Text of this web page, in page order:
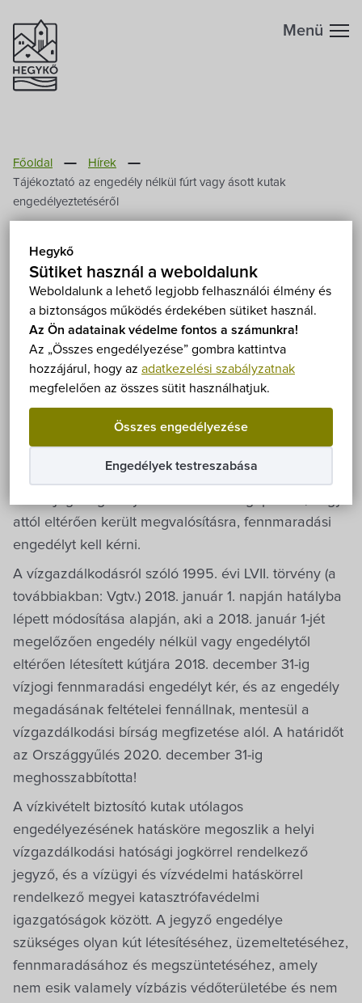
Hegykő
Sütiket használ a weboldalunk
Weboldalunk a lehető legjobb felhasználói élmény és
a biztonságos működés érdekében sütiket használ.
Az Ön adatainak védelme fontos a számunkra!
Az „Összes engedélyezése” gombra kattintva
hozzájárul, hogy az adatkezelési szabályzatnak
megfelelően az összes sütit használhatjuk.
Összes engedélyezése
Engedélyek testreszabása
Megközelítés
Fontos telefonszámok
Földrajzi adottság
Éghajlat
Hegykő történelme
Szabadidő
Éttermek
Programok
Önkormányzat
Hírek
Képviselő-testület
Választási információk
Közoktatási Intézmények
Egyesületek, alapítványok
Villa Igku Kft.
Közérdekű adatok
Pályázatok
Dokumentumok
Menü
Főoldal
Hírek
Tájékoztató az engedély nélkül fúrt vagy ásott kutak
engedélyeztetéséről
Tájékoztató az engedély
nélkül fúrt vagy ásott kutak
engedélyeztetéséről
2018. November 20.
A kutak megépítéséhez, átalakításához,
üzemeltetéséhez és megszüntetéséhez vízjogi
engedély szükséges. Az engedélyezési
kiterjed. Abban az esetben, ha a vízkivételt biztosító
attól eltérően került megvalósításra, fennmaradási
engedélyt kell kérni.
A vízgazdálkodásról szóló 1995. évi LVII. törvény (a
továbbiakban: Vgtv.) 2018. január 1. napján hatályba
lépett módosítása alapján, aki a 2018. január 1-jét
megelőzően engedély nélkül vagy engedélytől
eltérően létesített kútjára 2018. december 31-ig
vízjogi fennmaradási engedélyt kér, és az engedély
megadásának feltételei fennállnak, mentesül a
vízgazdálkodási bírság megfizetése alól. A határidőt
az Országgyűlés 2020. december 31-ig
meghosszabbította!
A vízkivételt biztosító kutak utólagos
engedélyezésének hatásköre megoszlik a helyi
vízgazdálkodási hatósági jogkörrel rendelkező
jegyző, és a vízügyi és vízvédelmi hatáskörrel
rendelkező megyei katasztrófavédelmi
igazgatóságok között. A jegyző engedélye
szükséges olyan kút létesítéséhez, üzemeltetéséhez,
fennmaradásához és megszüntetéséhez, amely
nem esik valamely vízbázis védőterületébe és nem